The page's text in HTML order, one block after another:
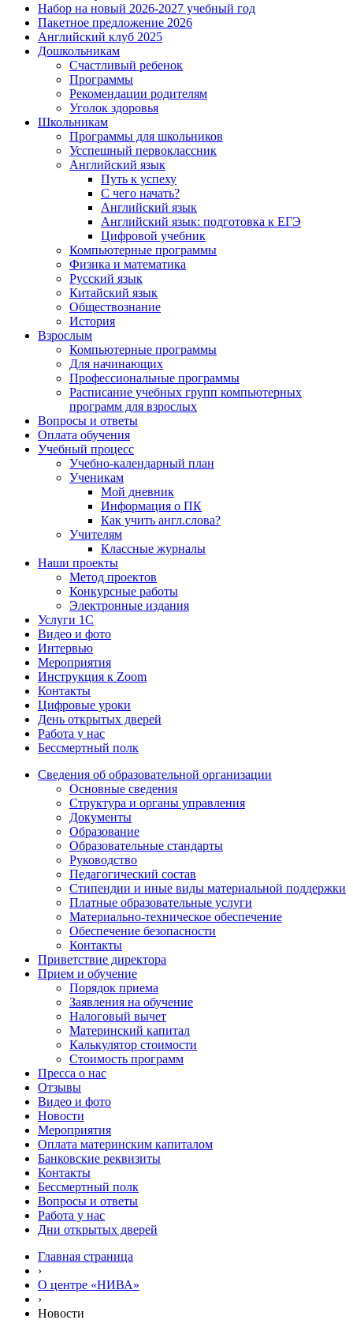
Набор на новый 2026-2027 учебный год
Пакетное предложение 2026
Английский клуб 2025
Дошкольникам
Счастливый ребенок
Программы
Рекомендации родителям
Уголок здоровья
Школьникам
Программы для школьников
Усспешный первоклассник
Английский язык
Путь к успеху
С чего начать?
Английский язык
Английский язык: подготовка к ЕГЭ
Цифровой учебник
Компьютерные программы
Физика и математика
Русский язык
Китайский язык
Обществознание
История
Взрослым
Компьютерные программы
Для начинающих
Профессиональные программы
Расписание учебных групп компьютерных
программ для взрослых
Вопросы и ответы
Оплата обучения
Учебный процесс
Учебно-календарный план
Ученикам
Мой дневник
Информация о ПК
Как учить англ.слова?
Учителям
Классные журналы
Наши проекты
Метод проектов
Конкурсные работы
Электронные издания
Услуги 1C
Видео и фото
Интервью
Мероприятия
Инструкция к Zoom
Контакты
Цифровые уроки
День открытых дверей
Работа у нас
Бессмертный полк
Сведения об образовательной организации
Основные сведения
Структура и органы управления
Документы
Образование
Образовательные стандарты
Руководство
Педагогический состав
Стипендии и иные виды материальной поддержки
Платные образовательные услуги
Материально-техническое обеспечение
Обеспечение безопасности
Контакты
Приветствие директора
Прием и обучение
Порядок приема
Заявления на обучение
Налоговый вычет
Материнский капитал
Калькулятор стоимости
Стоимость программ
Пресса о нас
Отзывы
Видео и фото
Новости
Мероприятия
Оплата материнским капиталом
Банковские реквизиты
Контакты
Бессмертный полк
Вопросы и ответы
Работа у нас
Дни открытых дверей
Главная страница
›
О центре «НИВА»
›
Новости